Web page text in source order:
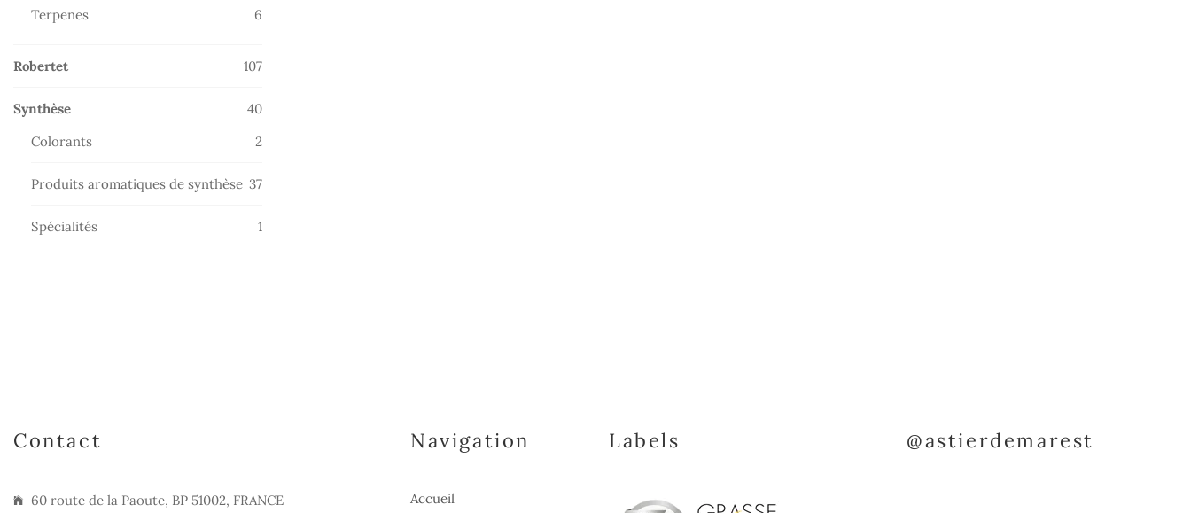
Terpenes
6
Robertet
107107
Synthèse
4040
Colorants 2
Produits aromatiques de synthèse 3737
Spécialités
1
Contact
60 route de la Paoute, BP 51002, FRANCE
Navigation
Accueil
Labels @astierdemarest